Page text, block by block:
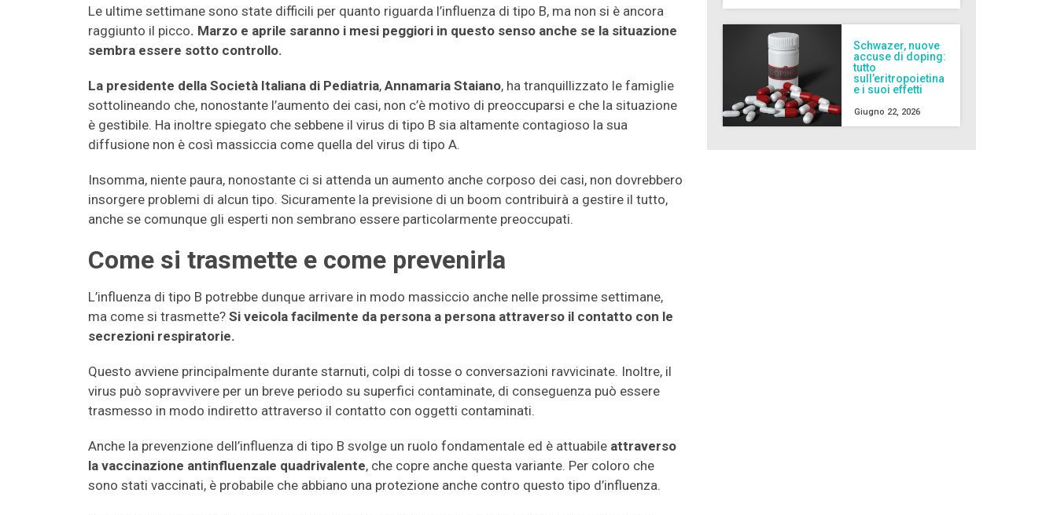
Le ultime settimane sono state difficili per quanto riguarda l’influenza di tipo B, ma non si è ancora
raggiunto il picco. Marzo e aprile saranno i mesi peggiori in questo senso anche se la situazione
sembra essere sotto controllo.
La presidente della Società Italiana di Pediatria, Annamaria Staiano, ha tranquillizzato le famiglie
sottolineando che, nonostante l’aumento dei casi, non c’è motivo di preoccuparsi e che la situazione
è gestibile. Ha inoltre spiegato che sebbene il virus di tipo B sia altamente contagioso la sua
diffusione non è così massiccia come quella del virus di tipo A.
Insomma, niente paura, nonostante ci si attenda un aumento anche corposo dei casi, non dovrebbero
insorgere problemi di alcun tipo. Sicuramente la previsione di un boom contribuirà a gestire il tutto,
anche se comunque gli esperti non sembrano essere particolarmente preoccupati.
Come si trasmette e come prevenirla
L’influenza di tipo B potrebbe dunque arrivare in modo massiccio anche nelle prossime settimane,
ma come si trasmette? Si veicola facilmente da persona a persona attraverso il contatto con le
secrezioni respiratorie.
Questo avviene principalmente durante starnuti, colpi di tosse o conversazioni ravvicinate. Inoltre, il
virus può sopravvivere per un breve periodo su superfici contaminate, di conseguenza può essere
trasmesso in modo indiretto attraverso il contatto con oggetti contaminati.
Anche la prevenzione dell’influenza di tipo B svolge un ruolo fondamentale ed è attuabile attraverso
la vaccinazione antinfluenzale quadrivalente, che copre anche questa variante. Per coloro che
sono stati vaccinati, è probabile che abbiano una protezione anche contro questo tipo d’influenza.
Schwazer, nuove
accuse di doping:
tutto
sull’eritropoietina
e i suoi effetti
Giugno 22, 2026